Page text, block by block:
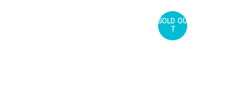
SOLD OU
T